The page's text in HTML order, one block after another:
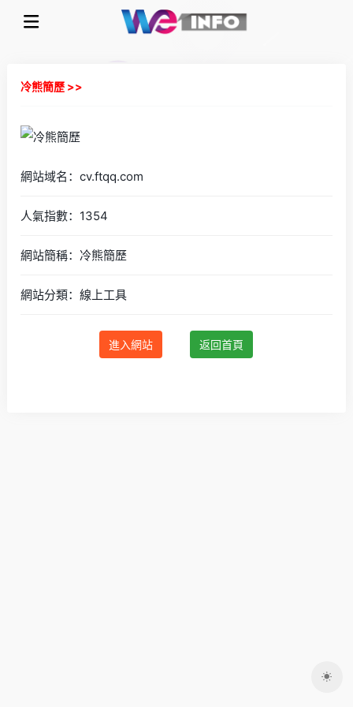
冷熊簡歷 >>
網站域名：cv.ftqq.com
人氣指數：1354
網站簡稱：冷熊簡歷
網站分類：線上工具
進入網站 返回首頁